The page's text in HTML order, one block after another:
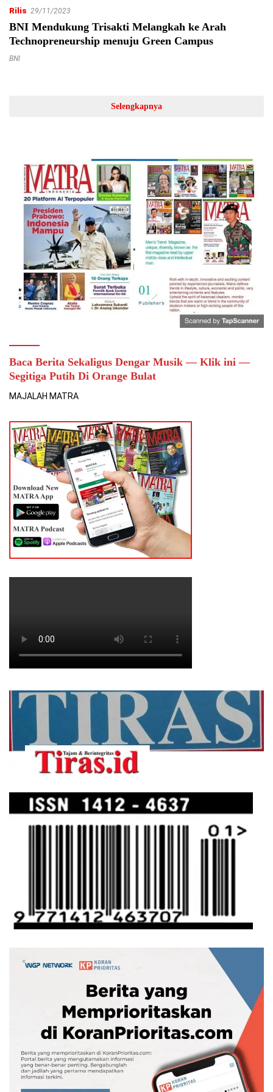
Rilis 29/11/2023
BNI Mendukung Trisakti Melangkah ke Arah
Technopreneurship menuju Green Campus
BNI
Selengkapnya
Baca Berita Sekaligus Dengar Musik — Klik ini —
Segitiga Putih Di Orange Bulat
MAJALAH MATRA